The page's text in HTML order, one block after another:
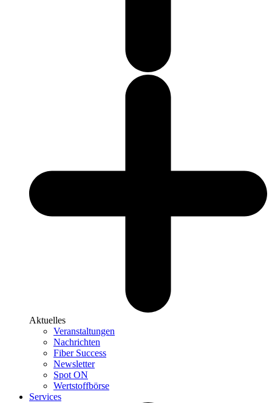
Aktuelles
Veranstaltungen
Nachrichten
Fiber Success
Newsletter
Spot ON
Wertstoffbörse
Services